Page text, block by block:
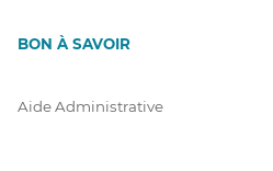
BON À SAVOIR
Aide Administrative